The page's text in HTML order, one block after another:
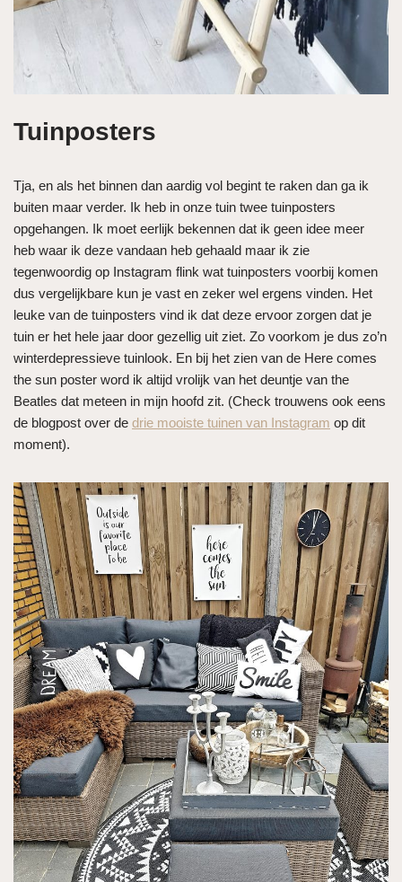
Tuinposters
Tja, en als het binnen dan aardig vol begint te raken dan ga ik
buiten maar verder. Ik heb in onze tuin twee tuinposters
opgehangen. Ik moet eerlijk bekennen dat ik geen idee meer
heb waar ik deze vandaan heb gehaald maar ik zie
tegenwoordig op Instagram flink wat tuinposters voorbij komen
dus vergelijkbare kun je vast en zeker wel ergens vinden. Het
leuke van de tuinposters vind ik dat deze ervoor zorgen dat je
tuin er het hele jaar door gezellig uit ziet. Zo voorkom je dus zo’n
winterdepressieve tuinlook. En bij het zien van de Here comes
the sun poster word ik altijd vrolijk van het deuntje van the
Beatles dat meteen in mijn hoofd zit. (Check trouwens ook eens
de blogpost over de drie mooiste tuinen van Instagram op dit
moment).